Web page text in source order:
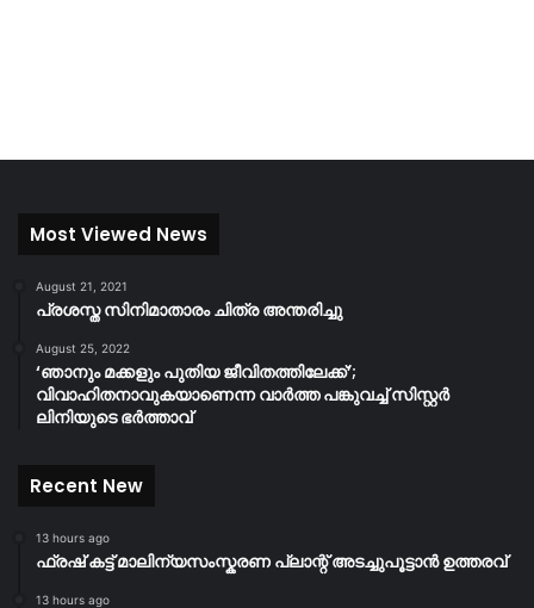
Most Viewed News
August 21, 2021
പ്രശസ്ത സിനിമാതാരം ചിത്ര അന്തരിച്ചു
August 25, 2022
‘ഞാനും മക്കളും പുതിയ ജീവിതത്തിലേക്ക്’;
വിവാഹിതനാവുകയാണെന്ന വാർത്ത പങ്കുവച്ച് സിസ്റ്റർ
ലിനിയുടെ ഭർത്താവ്
Recent New
13 hours ago
ഫ്രഷ് കട്ട് മാലിന്യസംസ്കരണ പ്ലാന്റ് അടച്ചുപൂട്ടാൻ ഉത്തരവ്
13 hours ago